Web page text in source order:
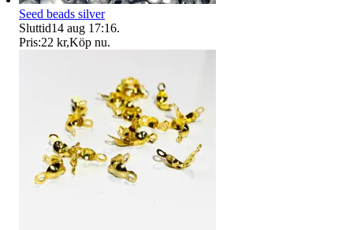
Seed beads silver
Sluttid14 aug 17:16.
Pris:22 kr,Köp nu.